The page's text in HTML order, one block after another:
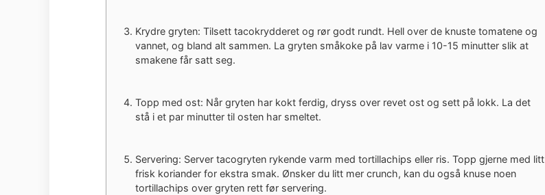
Krydre gryten: Tilsett tacokrydderet og rør godt rundt. Hell over de knuste tomatene og
vannet, og bland alt sammen. La gryten småkoke på lav varme i 10-15 minutter slik at
smakene får satt seg.
Topp med ost: Når gryten har kokt ferdig, dryss over revet ost og sett på lokk. La det
stå i et par minutter til osten har smeltet.
Servering: Server tacogryten rykende varm med tortillachips eller ris. Topp gjerne med litt
frisk koriander for ekstra smak. Ønsker du litt mer crunch, kan du også knuse noen
tortillachips over gryten rett før servering.